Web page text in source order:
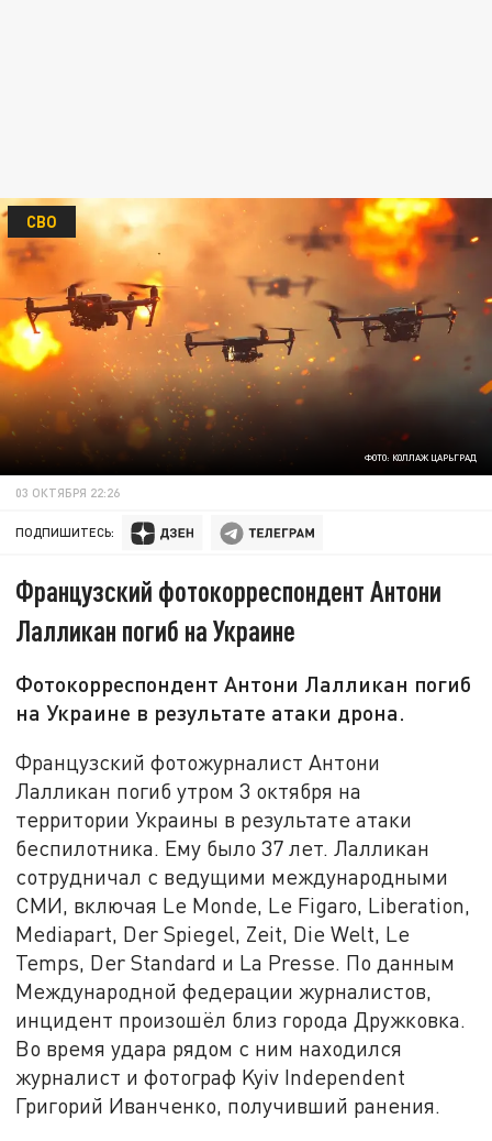
ФОТО: КОЛЛАЖ ЦАРЬГРАД
СВО
03 ОКТЯБРЯ 22:26
ПОДПИШИТЕСЬ:
Французский фотокорреспондент Антони
Лалликан погиб на Украине
Фотокорреспондент Антони Лалликан погиб
на Украине в результате атаки дрона.
Французский фотожурналист Антони
Лалликан погиб утром 3 октября на
территории Украины в результате атаки
беспилотника. Ему было 37 лет. Лалликан
сотрудничал с ведущими международными
СМИ, включая Le Monde, Le Figaro, Liberation,
Mediapart, Der Spiegel, Zeit, Die Welt, Le
Temps, Der Standard и La Presse. По данным
Международной федерации журналистов,
инцидент произошёл близ города Дружковка.
Во время удара рядом с ним находился
журналист и фотограф Kyiv Independent
Григорий Иванченко, получивший ранения.